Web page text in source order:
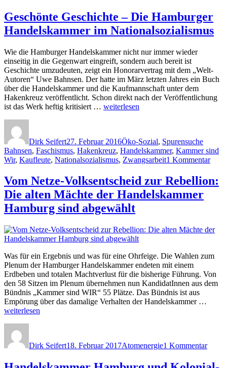
Eine
bislang
unveröffentlichte
auf
Uwe
Bahnsen:
Misslungene
Entgegnung!“
Geschichte
der
Handelskammer
Nationalsozialismus
–
Eine
bislang
unveröffentlichte
Antwort
auf
Uwe
Entgegnung!
Geschönte Geschichte – Die Hamburger
Handelskammer im Nationalsozialismus
Wie die Hamburger Handelskammer nicht nur immer wieder
einseitig in die Gegenwart eingreift, sondern auch bereit ist
Geschichte umzudeuten, zeigt ein Honorarvertrag mit dem „Welt-
Autoren“ Uwe Bahnsen. Der hatte im März letzten Jahres ein Buch
über die Handelskammer und die Kaufmannschaft unter dem
Hakenkreuz veröffentlicht. Schon direkt nach der Veröffentlichung
ist das Werk heftig kritisiert … „Geschönte
Hamburger
Handelskammer
im
weiterlesen
Dirk Seifert27. Februar 2016Öko-Sozial, Spurensuche
Bahnsen, Faschismus, Hakenkreuz, Handelskammer, Kammer sind
Wir, Kaufleute, Nationalsozialismus, Zwangsarbeit1 Kommentarzu
–
Vom Netze-Volksentscheid zur Rebellion:
Die alten Mächte der Handelskammer
Hamburg sind abgewählt
Was für ein Ergebnis und was für eine Ohrfeige. Die Wahlen zum
Plenum der Hamburger Handelskammer endeten mit einem
Erdbeben und totalen Machtverlust für die bisherige Führung. Von
den 58 Sitzen im Plenum übernehmen nun KandidatInnen aus dem
Bündnis „Kammer sind WIR“ 55 Plätze. Das Bündnis ist aus
Empörung über das damalige Verhalten der Handelskammer …
Die
weiterlesen
Dirk Seifert18. Februar 2017Atomenergie1 Kommentar
zur